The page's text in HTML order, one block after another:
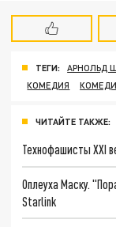
ТЕГИ: АРНОЛЬД
КОМЕДИЯ
ЧИТАЙТЕ ТАКЖЕ:
Технофашисты XXI
Оплеуха Маску.
Starlink